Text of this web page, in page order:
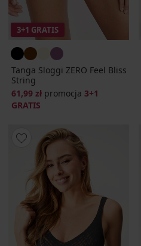
3+1 GRATIS
Tanga Sloggi ZERO Feel Bliss
String
61,99 zł promocja 3+1
GRATIS